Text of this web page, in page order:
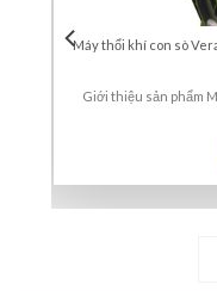
Máy thổi khí con sò
Giới thiệu sản phẩm